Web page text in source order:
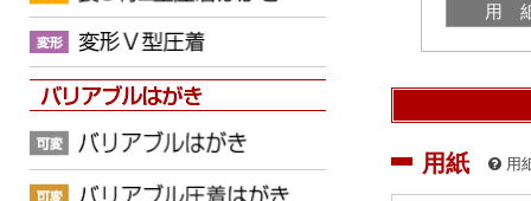
用
用紙 用